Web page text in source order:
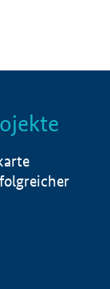
Info